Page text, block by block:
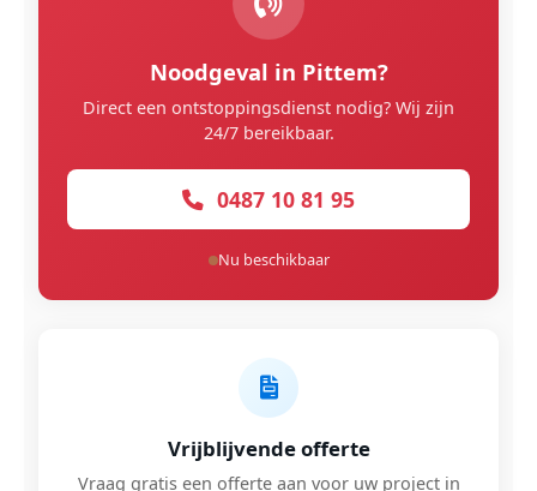
Noodgeval in Pittem?
Direct een ontstoppingsdienst nodig? Wij zijn
24/7 bereikbaar.
0487 10 81 95
Nu beschikbaar
Vrijblijvende offerte
Vraag gratis een offerte aan voor uw project in